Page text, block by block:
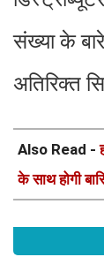
संख्या के
अतिरिक्त
Also Read -
के साथ होगी